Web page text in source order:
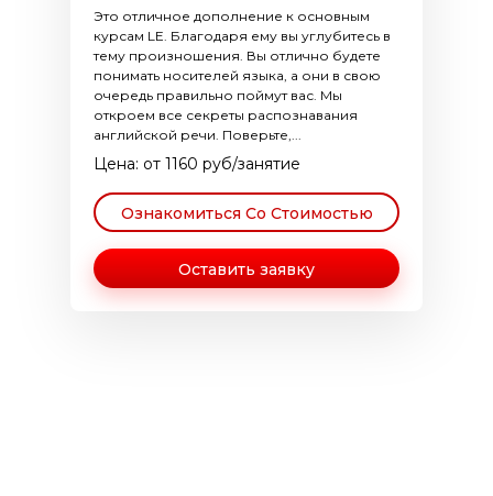
Это отличное дополнение к основным
курсам LE. Благодаря ему вы углубитесь в
тему произношения. Вы отлично будете
понимать носителей языка, а они в свою
очередь правильно поймут вас. Мы
откроем все секреты распознавания
английской речи. Поверьте,...
Цена: от 1160 руб/занятие
Ознакомиться Со Стоимостью
Оставить заявку